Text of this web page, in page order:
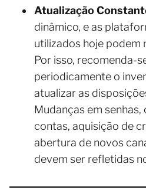
Atualização
dinâmico, e as
utilizados hoje podem
Por isso, recomenda-
periodicamente o
atualizar as
Mudanças em
contas, aquisição de
abertura de novos
devem ser refletidas